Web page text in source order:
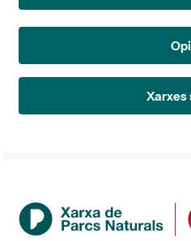
Xarxes
Institució